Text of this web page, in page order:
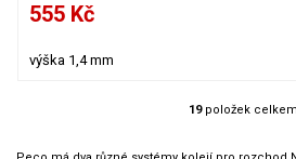
555 Kč
výška 1,4 mm
O
19položek celkem